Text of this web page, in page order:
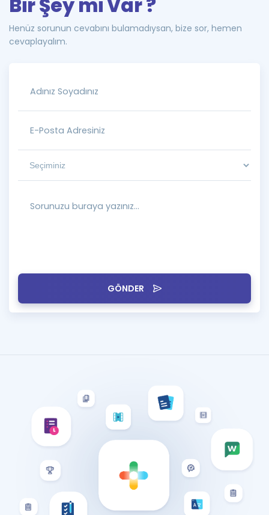
GÖNDER
Bir Şey mi Var ?
Henüz sorunun cevabını bulamadıysan, bize sor, hemen
cevaplayalım.